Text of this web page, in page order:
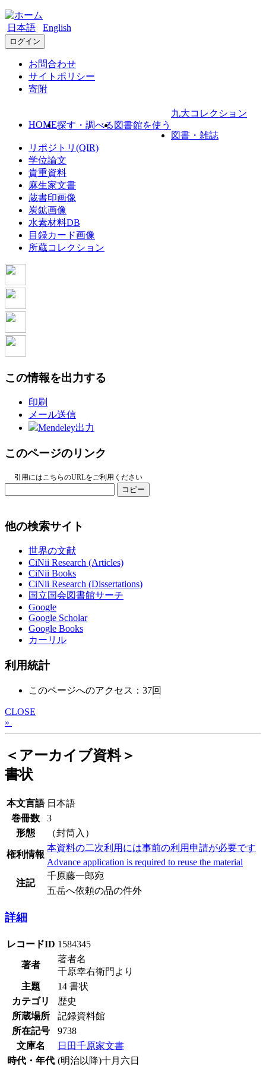
日本語 English
ログイン
お問合わせ
サイトポリシー
寄附
HOME探す・調べる 図書館を使う
九大コレクション
図書・雑誌
リポジトリ(QIR)
学位論文
貴重資料
麻生家文書
蔵書印画像
炭鉱画像
水素材料DB
目録カード画像
所蔵コレクション
この情報を出力する
印刷
メール送信
Mendeley出力
このページのリンク
引用にはこちらのURLをご利用ください
コピー
他の検索サイト
世界の文献
CiNii Research (Articles)
CiNii Books
CiNii Research (Dissertations)
国立国会図書館サーチ
Google
Google Scholar
Google Books
カーリル
利用統計
このページへのアクセス：37回
CLOSE
»
＜アーカイブ資料＞
書状
本文言語 日本語
巻冊数
3
形態
（封筒入）
権利情報
本資料の二次利用には事前の利用申請が必要です
Advance application is required to reuse the material
注記
千原藤一郎宛
五岳へ依頼の品の件外
詳細
レコードID 1584345
著者
著者名
千原幸右衛門より
主題
14 書状
カテゴリ
歴史
所蔵場所
記録資料館
所在記号
9738
文庫名
日田千原家文書
時代・年代 (明治以降)十月六日